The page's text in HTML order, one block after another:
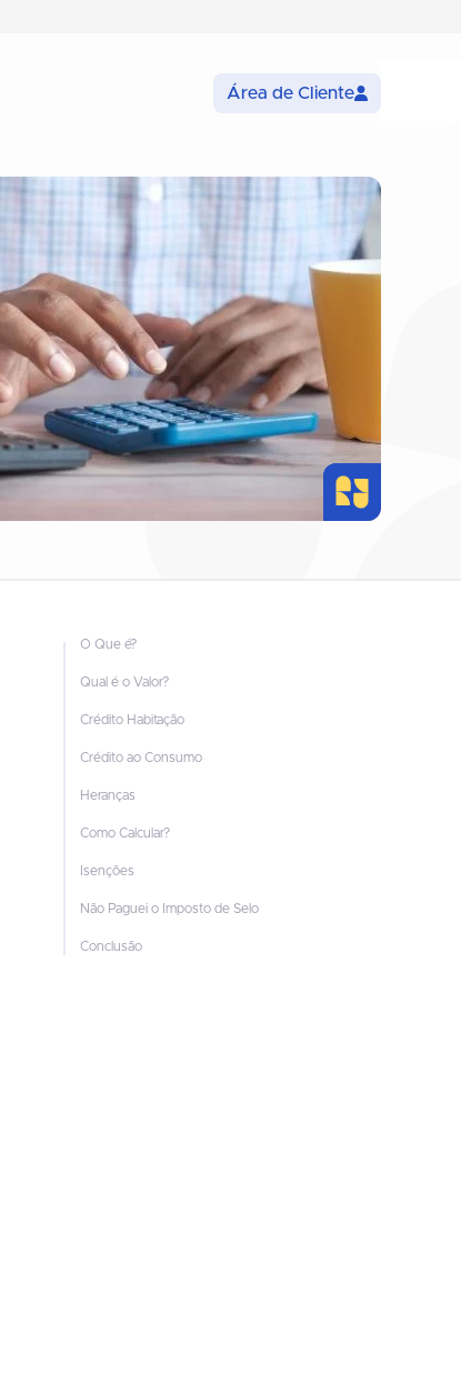
Área de Cliente
O Que é?
Qual é o Valor?
Crédito Habitação
Crédito ao Consumo
Heranças
Como Calcular?
Isenções
Não Paguei o Imposto de Selo
Conclusão